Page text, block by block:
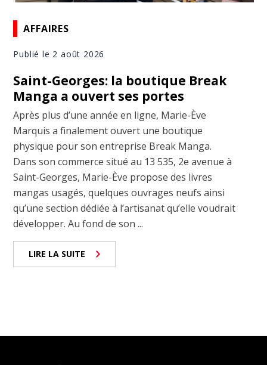
AFFAIRES
Publié le 2 août 2026
Saint-Georges: la boutique Break
Manga a ouvert ses portes
Après plus d’une année en ligne, Marie-Ève
Marquis a finalement ouvert une boutique
physique pour son entreprise Break Manga.
Dans son commerce situé au 13 535, 2e avenue à
Saint-Georges, Marie-Ève propose des livres
mangas usagés, quelques ouvrages neufs ainsi
qu’une section dédiée à l’artisanat qu’elle voudrait
développer. Au fond de son ...
LIRE LA SUITE